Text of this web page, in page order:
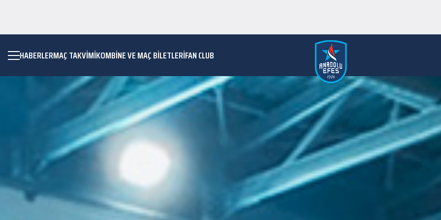
HABERLERMAÇ TAKVIMIKOMBİNE VE MAÇ BİLETLERİFAN CLUB